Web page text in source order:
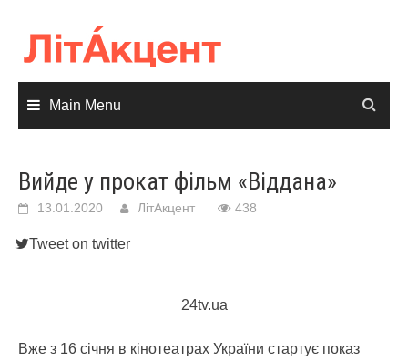
content
Main Menu
Вийде у прокат фільм «Віддана»
13.01.2020 ЛітАкцент 438
Tweet on twitter
24tv.ua
Вже з 16 січня в кінотеатрах України стартує показ